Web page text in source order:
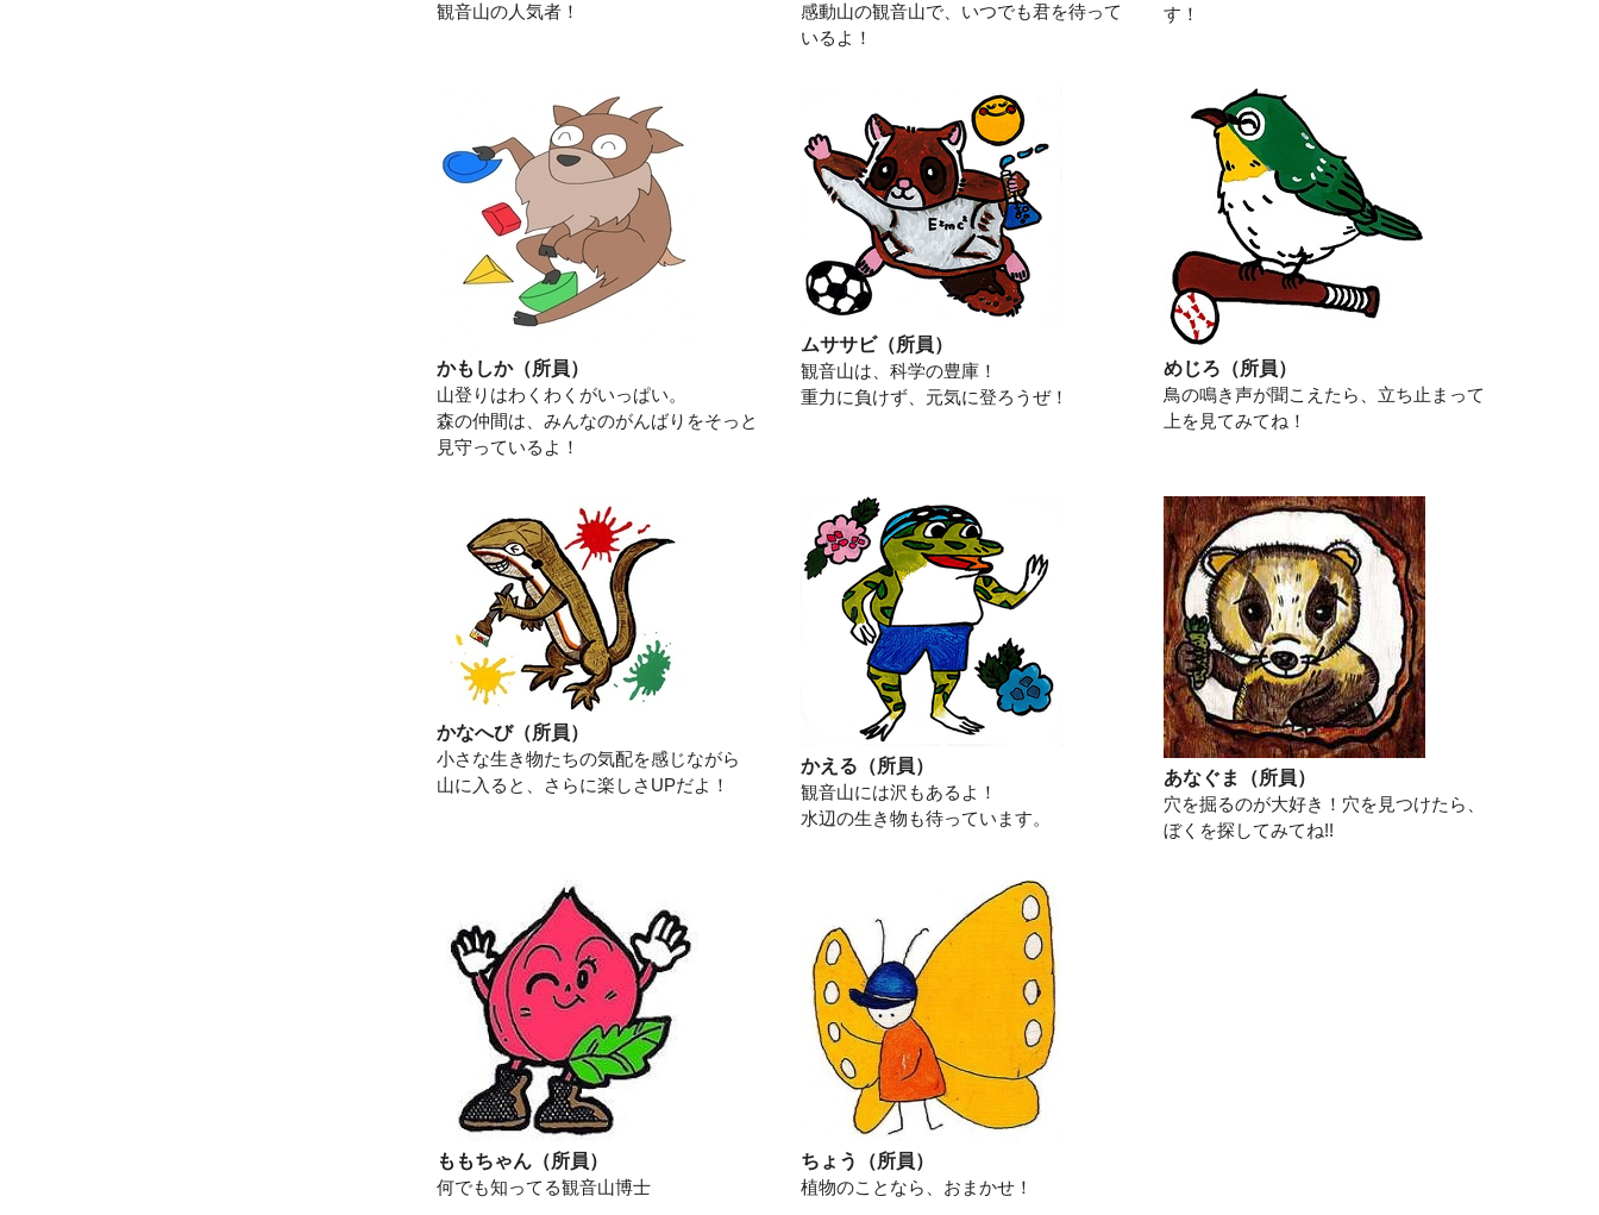
観音山の人気者！
感動山の観音山で、いつでも君を待って
いるよ！
す！
かもしか（所員）
山登りはわくわくがいっぱい。
森の仲間は、みんなのがんばりをそっと
見守っているよ！
ムササビ（所員）
観音山は、科学の豊庫！
重力に負けず、元気に登ろうぜ！
めじろ（所員）
鳥の鳴き声が聞こえたら、立ち止まって
上を見てみてね！
かなへび（所員）
小さな生き物たちの気配を感じながら
山に入ると、さらに楽しさUPだよ！
かえる（所員）
観音山には沢もあるよ！
水辺の生き物も待っています。
あなぐま（所員）
穴を掘るのが大好き！穴を見つけたら、
ぼくを探してみてね!!
ももちゃん（所員）
何でも知ってる観音山博士
ちょう（所員）
植物のことなら、おまかせ！